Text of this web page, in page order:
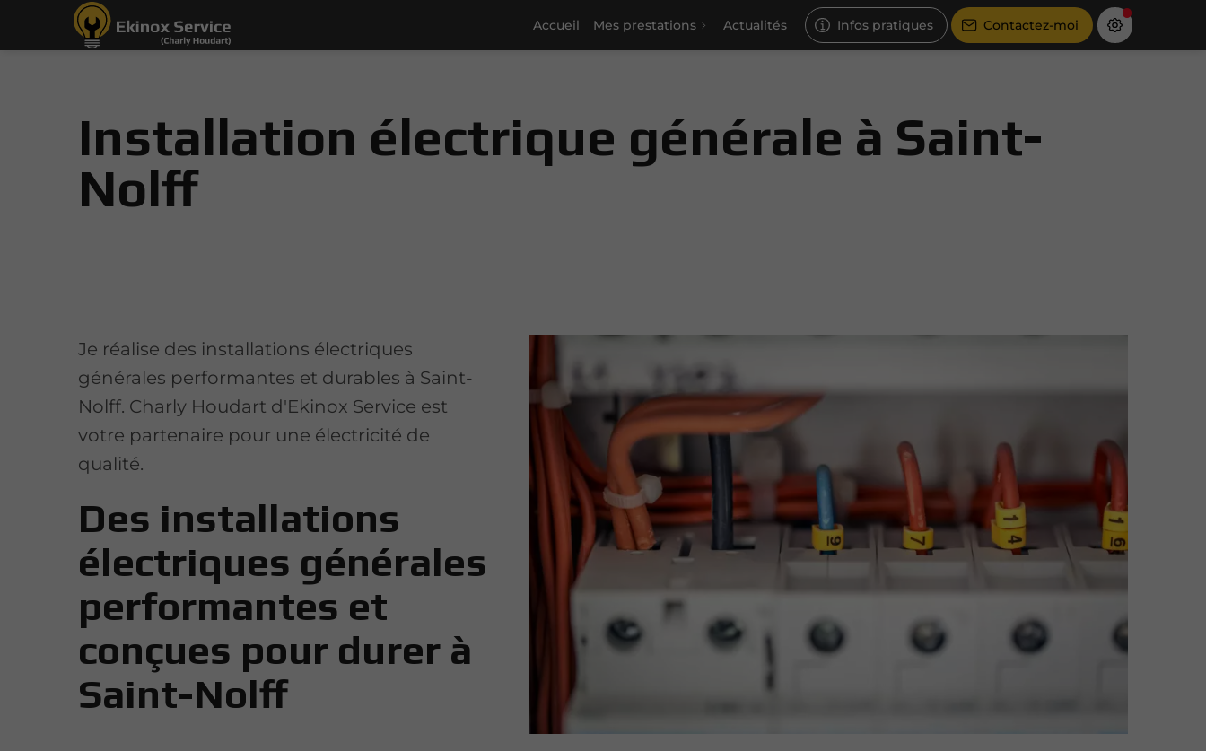
Accueil Mes prestations Actualités Infos pratiques Contactez-moi
Installation électrique générale à Saint-
Nolff
Je réalise des installations électriques
générales performantes et durables à Saint-
Nolff. Charly Houdart d'Ekinox Service est
votre partenaire pour une électricité de
qualité.
Des installations
électriques générales
performantes et
conçues pour durer à
Saint-Nolff